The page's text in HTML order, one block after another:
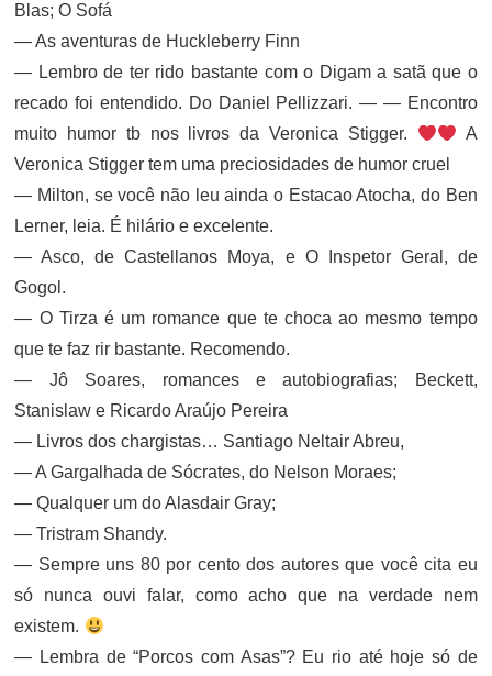
Blas; O Sofá
— As aventuras de Huckleberry Finn
— Lembro de ter rido bastante com o Digam a satã que o
recado foi entendido. Do Daniel Pellizzari. — — Encontro
muito humor tb nos livros da Veronica Stigger.
A
Veronica Stigger tem uma preciosidades de humor cruel
— Milton, se você não leu ainda o Estacao Atocha, do Ben
Lerner, leia. É hilário e excelente.
— Asco, de Castellanos Moya, e O Inspetor Geral, de
Gogol.
— O Tirza é um romance que te choca ao mesmo tempo
que te faz rir bastante. Recomendo.
— Jô Soares, romances e autobiografias; Beckett,
Stanislaw e Ricardo Araújo Pereira
— Livros dos chargistas… Santiago Neltair Abreu,
— A Gargalhada de Sócrates, do Nelson Moraes;
— Qualquer um do Alasdair Gray;
— Tristram Shandy.
— Sempre uns 80 por cento dos autores que você cita eu
só nunca ouvi falar, como acho que na verdade nem
existem.
— Lembra de “Porcos com Asas”? Eu rio até hoje só de